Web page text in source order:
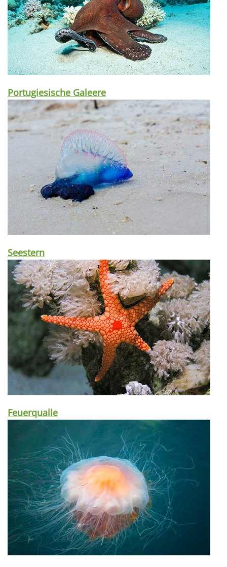
Portugiesische Galeere
Seestern
Feuerqualle